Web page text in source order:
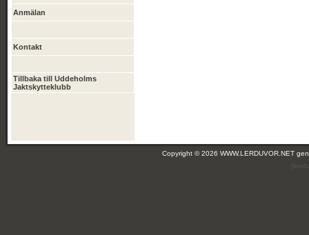
Anmälan
Kontakt
Tillbaka till Uddeholms
Jaktskytteklubb
Copyright © 2026 WWW.LERDUVOR.NET